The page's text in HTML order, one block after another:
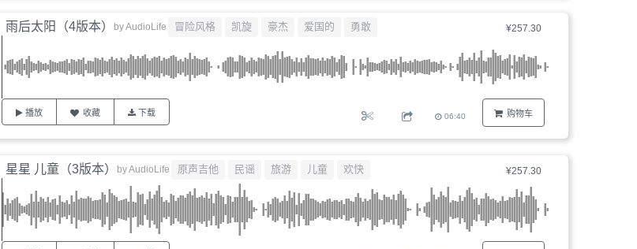
¥257.30
购物车
雨后太阳（4版本） byAudioLife 冒险风格 凯旋 豪杰 爱国的 勇敢
播放 收藏 下载 06:40
¥257.30
星星 儿童（3版本） byAudioLife 原声吉他 民谣 旅游 儿童 欢快